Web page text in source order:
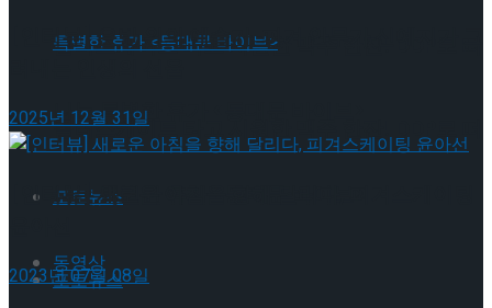
롤러스케이트 타고 시원한 맥주 한잔! DDP로 떠
나는 특별한 휴가 <동대문 바이브>
포토뉴스
동영상
롤러스케이트 타고 시원한 맥주 한잔! DDP로 떠
나는 특별한 휴가 <동대문 바이브>
포토뉴스
[인터뷰] 은반 위의 예술가, 피겨 안무가 신예지가 그
2025년 12월 31일
[인터뷰] 새로운 아침을 향해 달리다, 피겨스케이팅
2023년 07월 08일